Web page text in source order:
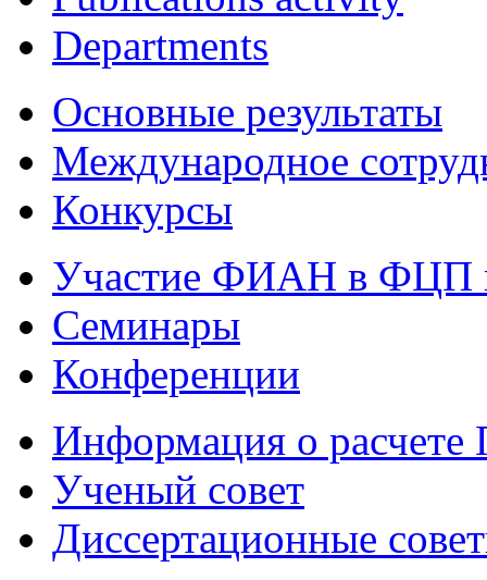
Departments
Основные результаты
Международное
Конкурсы
Участие ФИАН в ФЦП
Семинары
Конференции
Информация о
Ученый совет
Диссертационные